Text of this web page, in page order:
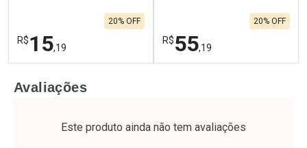
R$15,19
20% OFF
Laboratório
Por Menos
R$55,19
20% OFF
Laboratório
Por Menos
Avaliações
Este produto ainda não tem avaliações